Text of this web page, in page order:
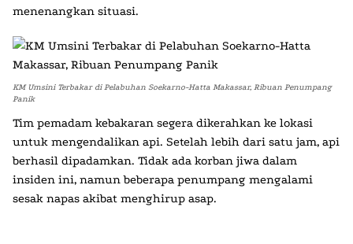
menenangkan situasi.
KM Umsini Terbakar di Pelabuhan Soekarno-Hatta Makassar, Ribuan Penumpang
Panik
Tim pemadam kebakaran segera dikerahkan ke lokasi
untuk mengendalikan api. Setelah lebih dari satu jam, api
berhasil dipadamkan. Tidak ada korban jiwa dalam
insiden ini, namun beberapa penumpang mengalami
sesak napas akibat menghirup asap.